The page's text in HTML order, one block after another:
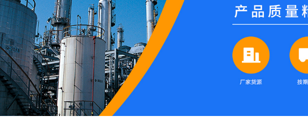
公
司
介
绍
公